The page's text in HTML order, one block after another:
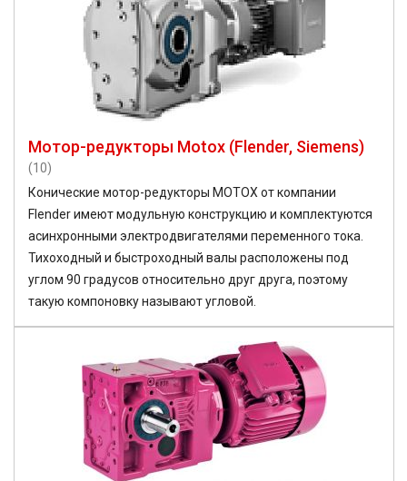
Мотор-редукторы Motox (Flender, Siemens)
(10)
Конические мотор-редукторы MOTOX от компании
Flender имеют модульную конструкцию и комплектуются
асинхронными электродвигателями переменного тока.
Тихоходный и быстроходный валы расположены под
углом 90 градусов относительно друг друга, поэтому
такую компоновку называют угловой.